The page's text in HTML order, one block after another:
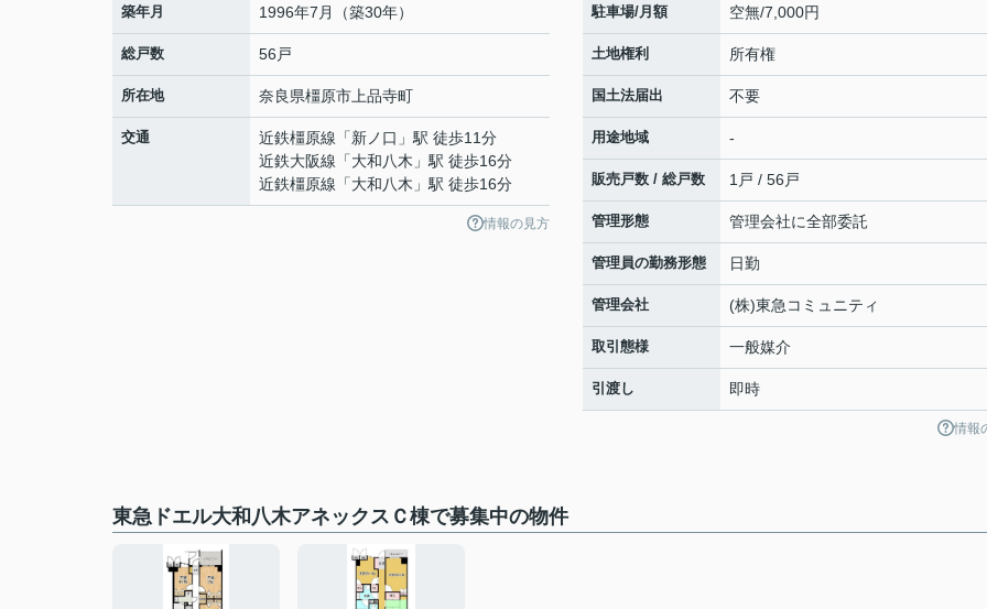
築年月 1996年7月（築30年）
総戸数 56戸
所在地 奈良県橿原市 上品寺町
交通 近鉄橿原線 「新ノ口 」駅 徒歩11分
近鉄大阪線 「大和八木 」駅 徒歩16分
近鉄橿原線 「大和八木 」駅 徒歩16分
情報の見方
駐車場/月額 空無/7,000円
土地権利 所有権
国土法届出 不要
用途地域 -
販売戸数 / 総戸数 1戸 / 56戸
管理形態 管理会社に全部委託
管理員の勤務形態 日勤
管理会社 (株)東急コミュニティ
取引態様 一般媒介
引渡し 即時
情報
東急ドエル大和八木アネックスＣ棟で募集中の物件